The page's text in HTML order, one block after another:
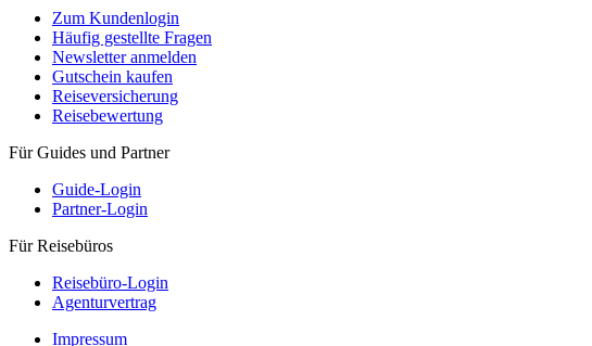
Zum Kundenlogin
Häufig gestellte Fragen
Newsletter anmelden
Gutschein kaufen
Reiseversicherung
Reisebewertung
Für Guides und Partner
Guide-Login
Partner-Login
Für Reisebüros
Reisebüro-Login
Agenturvertrag
Impressum